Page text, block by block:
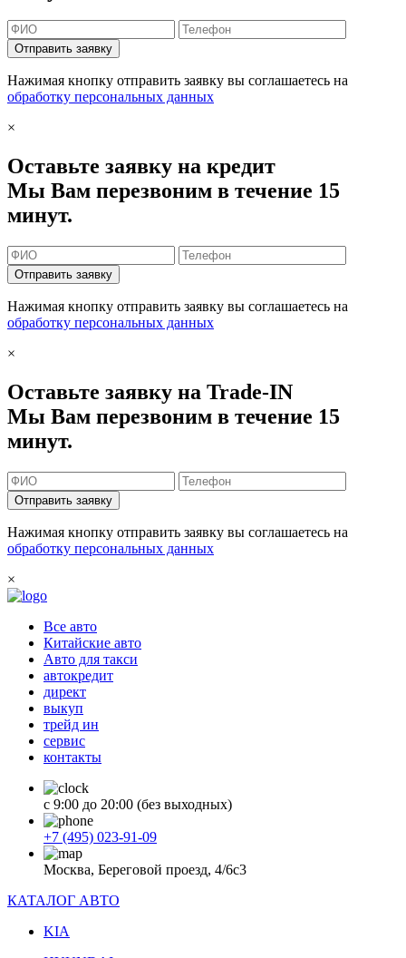
Отправить заявку
Нажимая кнопку отправить заявку вы соглашаетесь на
обработку персональных данных
×
Оставьте заявку на кредит
Мы Вам перезвоним в течение 15
минут.
Отправить заявку
Нажимая кнопку отправить заявку вы соглашаетесь на
обработку персональных данных
×
Оставьте заявку на Trade-IN
Мы Вам перезвоним в течение 15
минут.
Отправить заявку
Нажимая кнопку отправить заявку вы соглашаетесь на
обработку персональных данных
×
Все авто
Китайские авто
Авто для такси
автокредит
директ
выкуп
трейд ин
сервис
контакты
с 9:00 до 20:00 (без выходных)
+7 (495) 023-91-09
Москва, Береговой проезд, 4/6с3
КАТАЛОГ АВТО
KIA